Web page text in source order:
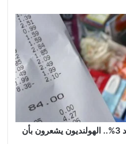
رغم استقرار التضخم عند 3%.. الهولنديون يشعرون بأن